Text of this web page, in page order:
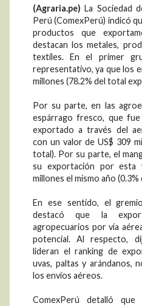
(Agraria.pe)La Sociedad
Perú (ComexPerú) indicó
productos que
destacan los metales,
textiles. En el primer
representativo, ya que los
millones (78.2% del total
Por su parte, en las
espárrago fresco, que
exportado a través del
con un valor de US$ 309
total). Por su parte, el
su exportación por esta
millones el mismo año
En ese sentido, el
destacó que la
agropecuarios por vía
potencial. Al respecto,
lideran el ranking de
uvas, paltas y arándanos,
los envíos aéreos.
ComexPerú detalló